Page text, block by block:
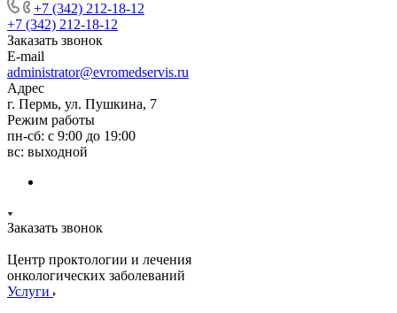
+7 (342) 212-18-12
+7 (342) 212-18-12
Заказать звонок
E-mail
administrator@evromedservis.ru
Адрес
г. Пермь, ул. Пушкина, 7
Режим работы
пн-сб: с 9:00 до 19:00
вс: выходной
Заказать звонок
Центр проктологии и лечения
онкологических заболеваний
Услуги